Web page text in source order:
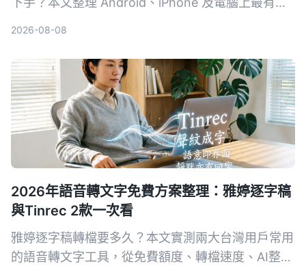
2026-08-08
2026年語音轉文字免費方案整理：雅婷逐字稿
與Tinrec 2款一次看
雅婷逐字稿轉檔要多久？本文實測兩大台灣用戶常用
的語音轉文字工具，從免費額度、轉檔速度、AI整理